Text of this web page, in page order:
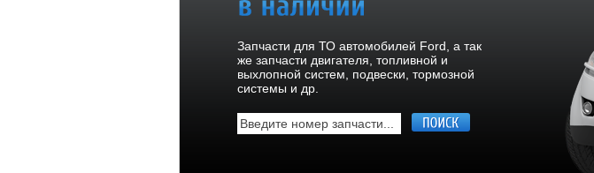
Запчасти для ТО автомобилей Ford, а так
же запчасти двигателя, топливной и
выхлопной систем, подвески, тормозной
системы и др.